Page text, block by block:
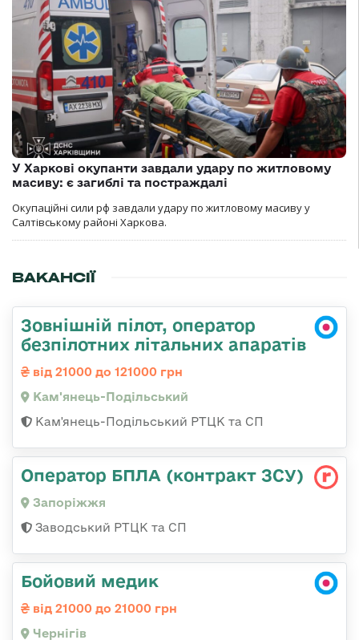
У Харкові окупанти завдали удару по житловому
масиву: є загиблі та постраждалі
Окупаційні сили рф завдали удару по житловому масиву у
Салтівському районі Харкова.
ВАКАНСІЇ
Зовнішній пілот, оператор
безпілотних літальних апаратів
від 21000 до 121000 грн
Кам'янець-Подільський
Кам'янець-Подільський РТЦК та СП
Оператор БПЛА (контракт ЗСУ)
Запоріжжя
Заводський РТЦК та СП
Бойовий медик
від 21000 до 21000 грн
Чернігів